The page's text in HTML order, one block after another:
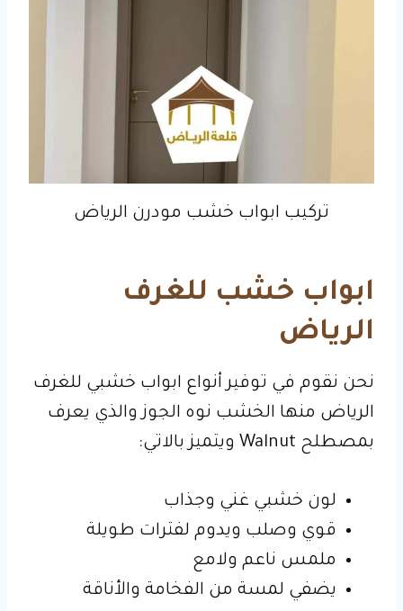
تركيب ابواب خشب مودرن الرياض
ابواب خشب للغرف
الرياض
نحن نقوم في توفير أنواع ابواب خشبي للغرف
الرياض منها الخشب نوه الجوز والذي يعرف
بمصطلح Walnut ويتميز بالاتي:
لون خشبي غني وجذاب
قوي وصلب ويدوم لفترات طويلة
ملمس ناعم ولامع
يضفي لمسة من الفخامة والأناقة